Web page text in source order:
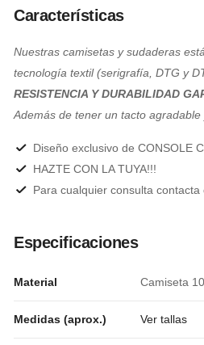
Características
Nuestras camisetas y sudaderas
tecnología textil (serigrafía, DTG y
RESISTENCIA Y DURABILIDAD
Además de tener un tacto agradable
Diseño exclusivo de CONSOLE
HAZTE CON LA TUYA!!!
Para cualquier consulta contacta
Especificaciones
Material Camiseta
Medidas (aprox.) Ver tallas